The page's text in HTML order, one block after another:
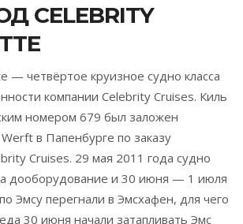
CELEBRITY
— четвёртое круизное судно класса
компании Celebrity Cruises. Киль
номером 679 был заложен
в Папенбурге по заказу
Cruises. 29 мая 2011 года судно
дооборудование и 30 июня — 1 июля
Эмсу перегнали в Эмсхафен, для чего
30 июня начали затапливать Эмс